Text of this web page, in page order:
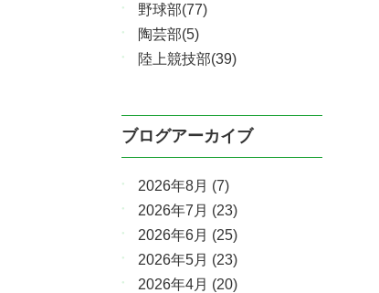
野球部(77)
陶芸部(5)
陸上競技部(39)
ブログアーカイブ
2026年8月 (7)
2026年7月 (23)
2026年6月 (25)
2026年5月 (23)
2026年4月 (20)